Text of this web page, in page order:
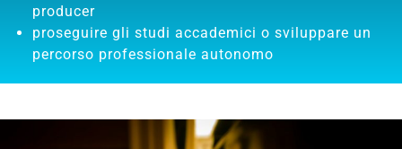
producer
proseguire gli studi accademici o sviluppare un
percorso professionale autonomo